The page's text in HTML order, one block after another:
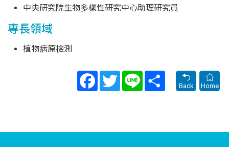
中央研究院生物多樣性研究中心助理研究員
專長領域
植物病原檢測
FacebookTwitter Line
Share
Back
Home